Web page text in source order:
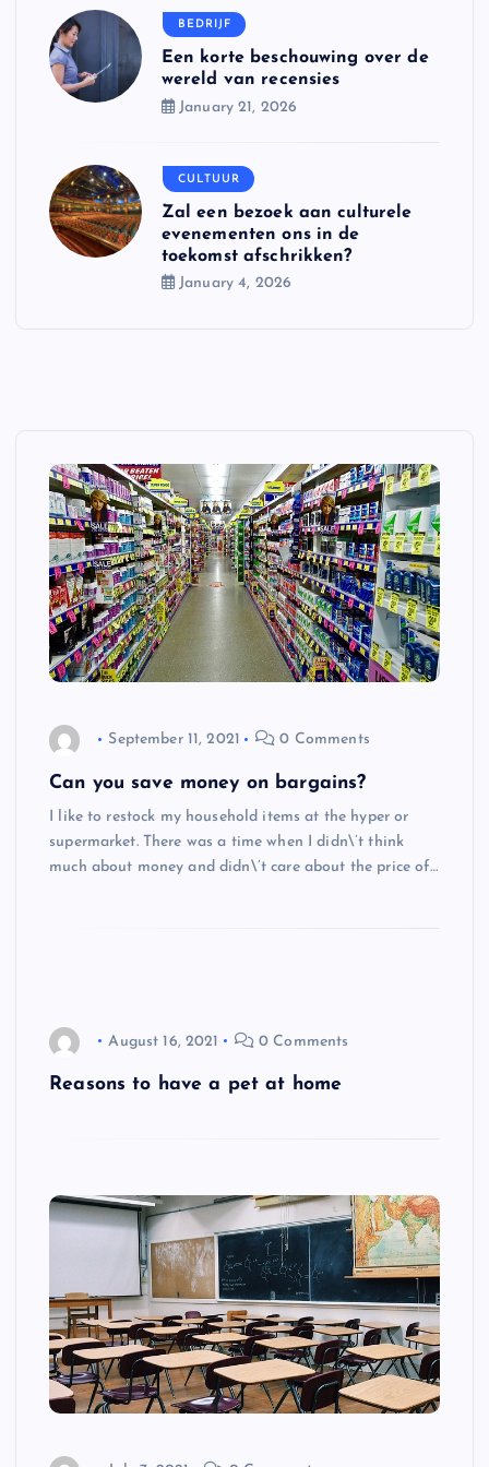
BEDRIJF
Een korte beschouwing over de
wereld van recensies
January 21, 2026
CULTUUR
Zal een bezoek aan culturele
evenementen ons in de
toekomst afschrikken?
January 4, 2026
September 11, 2021 0 Comments
Can you save money on bargains?
I like to restock my household items at the hyper or
supermarket. There was a time when I didn\’t think
much about money and didn\’t care about the price of…
August 16, 2021 0 Comments
Reasons to have a pet at home